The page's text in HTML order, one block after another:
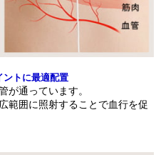
ントに最適配置
が通っています。
範囲に照射することで血行を促